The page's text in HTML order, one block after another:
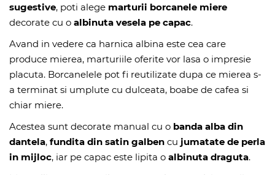
sugestive, poti alege marturii borcanele miere
decorate cu o albinuta vesela pe capac.
Avand in vedere ca harnica albina este cea care
produce mierea, marturiile oferite vor lasa o impresie
placuta. Borcanelele pot fi reutilizate dupa ce mierea s-
a terminat si umplute cu dulceata, boabe de cafea si
chiar miere.
Acestea sunt decorate manual cu o banda alba din
dantela, fundita din satin galben cu jumatate de perla
in mijloc, iar pe capac este lipita o albinuta draguta.